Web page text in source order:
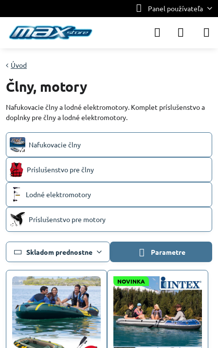
Panel používateľa
Úvod
Člny, motory
Nafukovacie člny a lodné elektromotory. Komplet príslušenstvo a
doplnky pre člny a lodné elektromotory.
Nafukovacie člny
Príslušenstvo pre člny
Lodné elektromotory
Príslušenstvo pre motory
Skladom prednostne Parametre
NOVINKA